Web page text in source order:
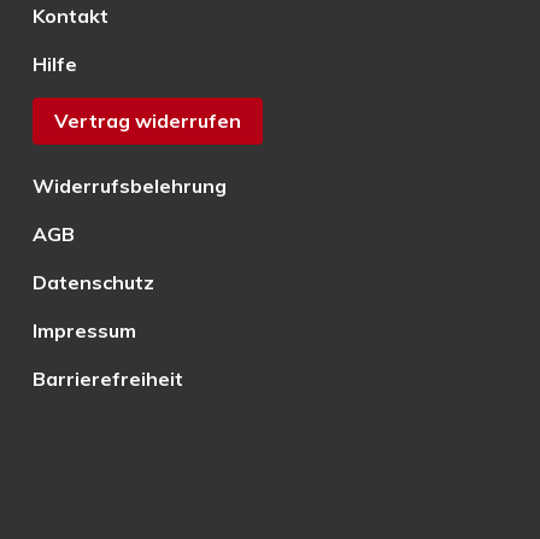
Kontakt
Hilfe
Vertrag widerrufen
Widerrufsbelehrung
AGB
Datenschutz
Impressum
Barrierefreiheit